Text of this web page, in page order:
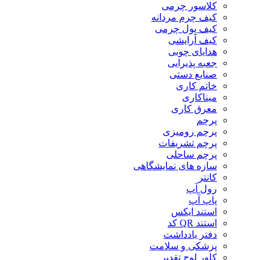
کلاسور چرمی
کیف چرم مردانه
کیف پول چرمی
کیف آرایشی
هدایای چوبی
جعبه پذیرایی
صنایع دستی
خاتم کاری
میناکاری
معرق کاری
پرچم
پرچم رومیزی
پرچم تشریفات
پرچم ساحلی
سازه های نمایشگاهی
کانتر
رول آپ
پاپ آپ
استند ایکس
استند QR کد
دفتر یادداشت
پزشکی و سلامت
کاور لوح تقدیر